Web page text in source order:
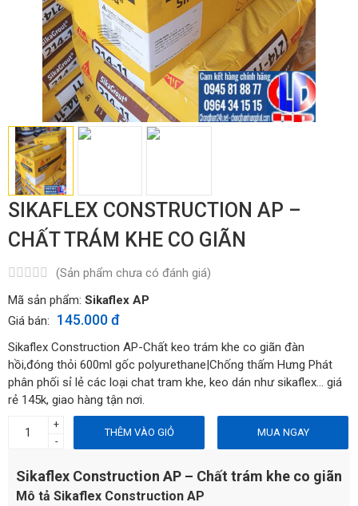
SIKAFLEX CONSTRUCTION AP –
CHẤT TRÁM KHE CO GIÃN
(Sản phẩm chưa có đánh giá)
Mã sản phẩm: Sikaflex AP
Giá bán:
145.000 đ
Sikaflex Construction AP-Chất keo trám khe co giãn đàn
hồi,đóng thỏi 600ml gốc polyurethane|Chống thấm Hưng Phát
phân phối sỉ lẻ các loại chat tram khe, keo dán như sikaflex... giá
rẻ 145k, giao hàng tận nơi.
+
-
THÊM VÀO GIỎ MUA NGAY
Sikaflex Construction AP – Chất trám khe co giãn
Mô tả Sikaflex Construction AP